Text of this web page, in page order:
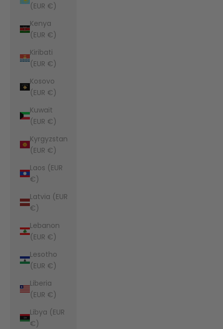
(EUR €)
Kenya
(EUR €)
Kiribati
(EUR €)
Kosovo
(EUR €)
Kuwait
(EUR €)
Kyrgyzstan
(EUR €)
Laos (EUR
€)
Latvia (EUR
€)
Lebanon
(EUR €)
Lesotho
(EUR €)
Liberia
(EUR €)
Libya (EUR
€)